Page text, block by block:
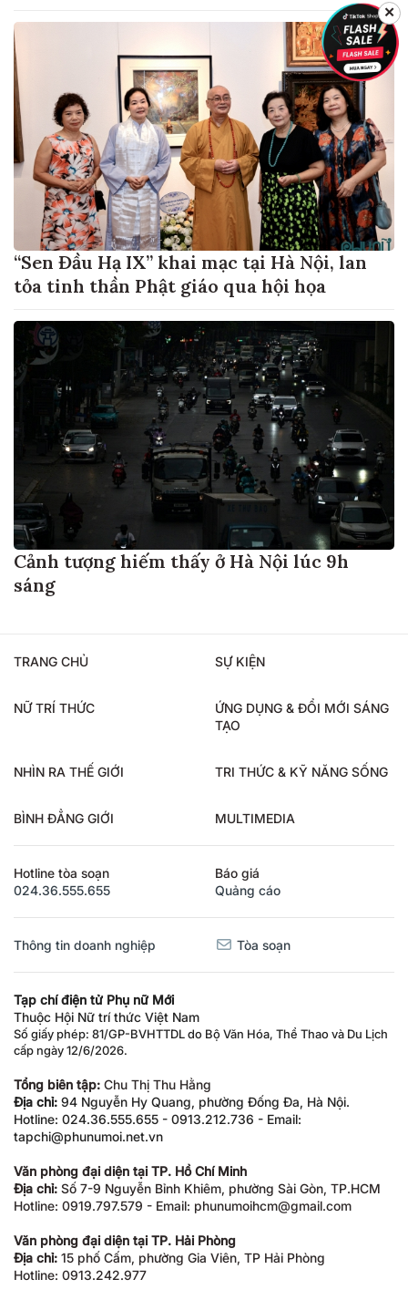
“Sen Đầu Hạ IX” khai mạc tại Hà Nội, lan
tỏa tinh thần Phật giáo qua hội họa
Cảnh tượng hiếm thấy ở Hà Nội lúc 9h
sáng
TRANG CHỦ SỰ KIỆN
NỮ TRÍ THỨC
ỨNG DỤNG & ĐỔI MỚI SÁNG
TẠO
NHÌN RA THẾ GIỚI TRI THỨC & KỸ NĂNG SỐNG
BÌNH ĐẲNG GIỚI MULTIMEDIA
Hotline tòa soạn
024.36.555.655
Báo giá
Quảng cáo
Thông tin doanh nghiệp Tòa soạn
Tạp chí điện tử Phụ nữ Mới
Thuộc Hội Nữ trí thức Việt Nam
Số giấy phép: 81/GP-BVHTTDL do Bộ Văn Hóa, Thể Thao và Du Lịch
cấp ngày 12/6/2026.
Tổng biên tập: Chu Thị Thu Hằng
Địa chỉ: 94 Nguyễn Hy Quang, phường Đống Đa, Hà Nội.
Hotline: 024.36.555.655 - 0913.212.736 - Email:
tapchi@phunumoi.net.vn
Văn phòng đại diện tại TP. Hồ Chí Minh
Địa chỉ: Số 7-9 Nguyễn Bỉnh Khiêm, phường Sài Gòn, TP.HCM
Hotline: 0919.797.579 - Email: phunumoihcm@gmail.com
Văn phòng đại diện tại TP. Hải Phòng
Địa chỉ: 15 phố Cấm, phường Gia Viên, TP Hải Phòng
Hotline: 0913.242.977
✕